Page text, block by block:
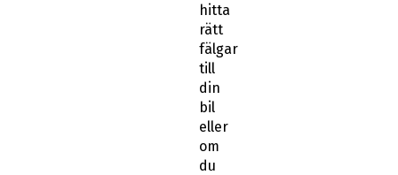
hitta
rätt
fälgar
till
din
bil
eller
om
du